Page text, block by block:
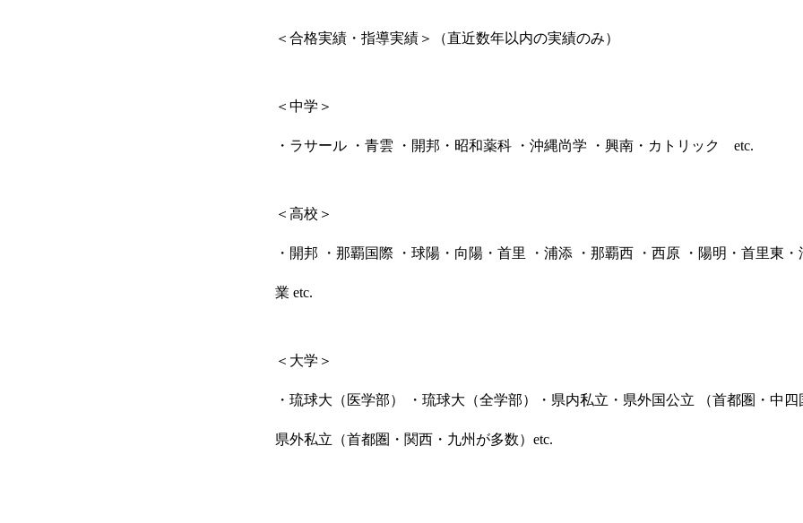
ホーム ごあいさつ
＜合格実績・指導実績＞（直近数年以内の実績のみ）
＜中学＞
・ラサール ・青雲 ・開邦・昭和薬科 ・沖縄尚学 ・興南・カトリック etc.
＜高校＞
・開邦 ・那覇国際 ・球陽・向陽・首里 ・浦添 ・那覇西 ・西原 ・陽明・首里東
業 etc.
＜大学＞
・琉球大（医学部） ・琉球大（全学部）・県内私立・県外国公立 （首都圏・中四
県外私立（首都圏・関西・九州が多数）etc.